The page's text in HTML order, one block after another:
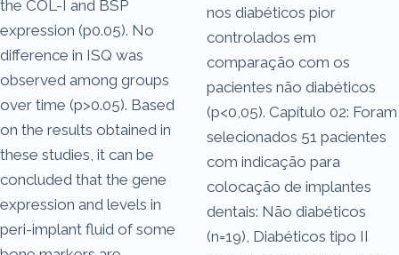
the COL-I and BSP
expression (p0.05). No
difference in ISQ was
observed among groups
over time (p>0.05). Based
on the results obtained in
these studies, it can be
concluded that the gene
expression and levels in
peri-implant fluid of some
nos diabéticos pior
controlados em
comparação com os
pacientes não diabéticos
(p<0,05). Capítulo 02: Foram
selecionados 51 pacientes
com indicação para
colocação de implantes
dentais: Não diabéticos
(n=19), Diabéticos tipo II